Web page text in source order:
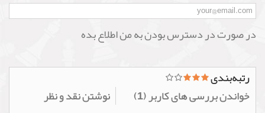
در صورت در دسترس بودن به من اطلاع بده
رتبه‌بندی
خواندن بررسی های کاربر (1
) نوشتن نقد و نظر